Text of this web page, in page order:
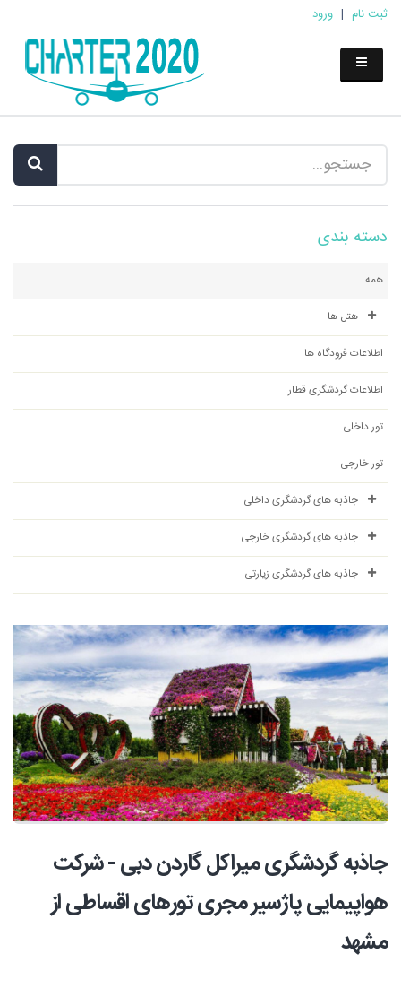
ثبت نام | ورود
دسته بندی
همه
هتل ها
اطلاعات فرودگاه ها
اطلاعات گردشگری قطار
تور داخلی
تور خارجی
جاذبه های گردشگری داخلی
جاذبه های گردشگری خارجی
جاذبه های گردشگری زیارتی
جاذبه گردشگری میراکل گاردن دبی - شرکت
هواپیمایی پاژسیر مجری تورهای اقساطی از
مشهد